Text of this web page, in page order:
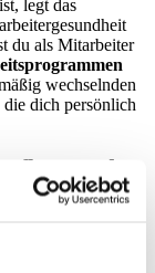
legt das
du als Mitarbeiter
wechselnden
dich persönlich
und